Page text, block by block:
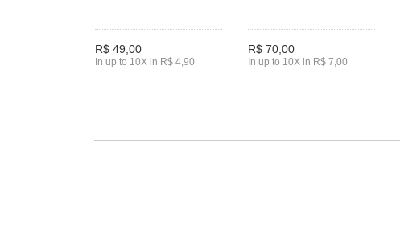
R$ 49,00
In up to 10X in R$ 4,90
R$ 70,00
In up to 10X in R$ 7,00